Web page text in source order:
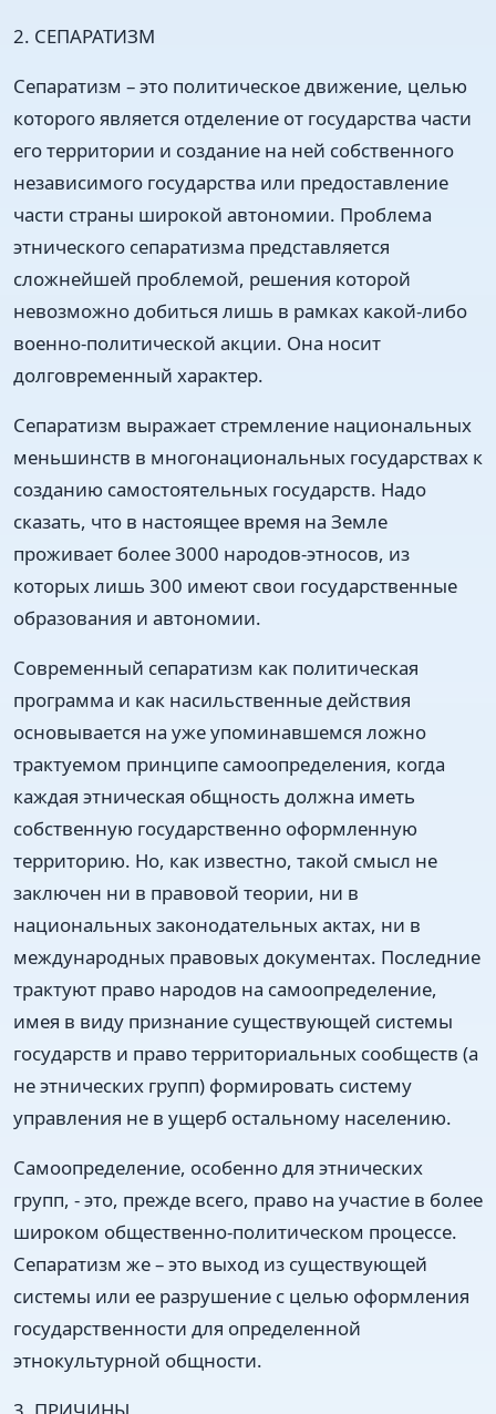
2. СЕПАРАТИЗМ
Сепаратизм – это политическое движение, целью
которого является отделение от государства части
его территории и создание на ней собственного
независимого государства или предоставление
части страны широкой автономии. Проблема
этнического сепаратизма представляется
сложнейшей проблемой, решения которой
невозможно добиться лишь в рамках какой-либо
военно-политической акции. Она носит
долговременный характер.
Сепаратизм выражает стремление национальных
меньшинств в многонациональных государствах к
созданию самостоятельных государств. Надо
сказать, что в настоящее время на Земле
проживает более 3000 народов-этносов, из
которых лишь 300 имеют свои государственные
образования и автономии.
Современный сепаратизм как политическая
программа и как насильственные действия
основывается на уже упоминавшемся ложно
трактуемом принципе самоопределения, когда
каждая этническая общность должна иметь
собственную государственно оформленную
территорию. Но, как известно, такой смысл не
заключен ни в правовой теории, ни в
национальных законодательных актах, ни в
международных правовых документах. Последние
трактуют право народов на самоопределение,
имея в виду признание существующей системы
государств и право территориальных сообществ (а
не этнических групп) формировать систему
управления не в ущерб остальному населению.
Самоопределение, особенно для этнических
групп, - это, прежде всего, право на участие в более
широком общественно-политическом процессе.
Сепаратизм же – это выход из существующей
системы или ее разрушение с целью оформления
государственности для определенной
этнокультурной общности.